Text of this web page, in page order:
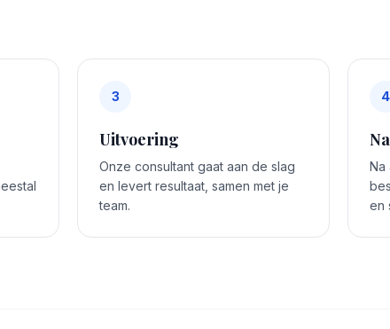
3
Uitvoering
Onze consultant gaat aan de slag
en levert resultaat, samen met je
team.
4
Na
en